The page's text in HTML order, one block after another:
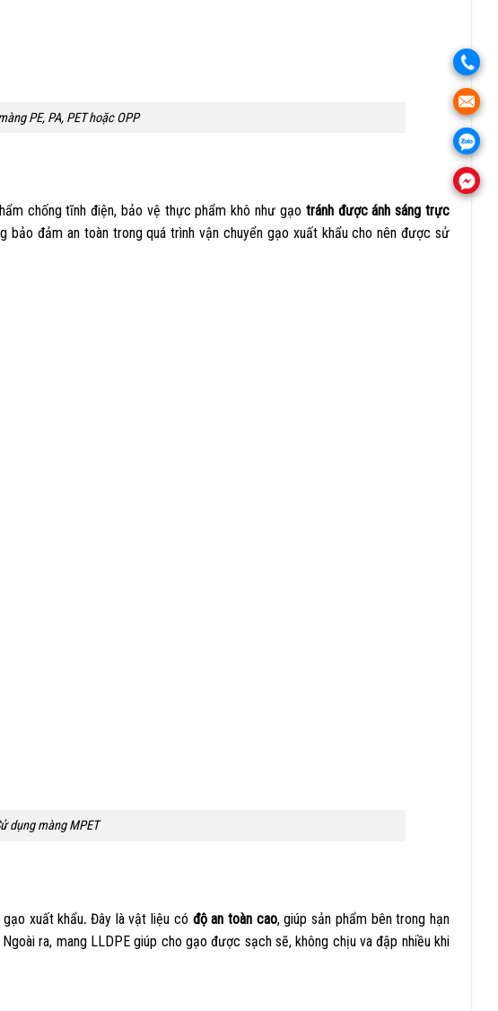
PE, PA, PET hoặc OPP
chống tĩnh điện, bảo vệ thực phẩm khô như gạo tránh được ánh sáng trực
bảo đảm an toàn trong quá trình vận chuyển gạo xuất khẩu cho nên được sử
dụng màng MPET
xuất khẩu. Đây là vật liệu có độ an toàn cao, giúp sản phẩm bên trong hạn
ra, mang LLDPE giúp cho gạo được sạch sẽ, không chịu va đập nhiều khi
.
.
.
.